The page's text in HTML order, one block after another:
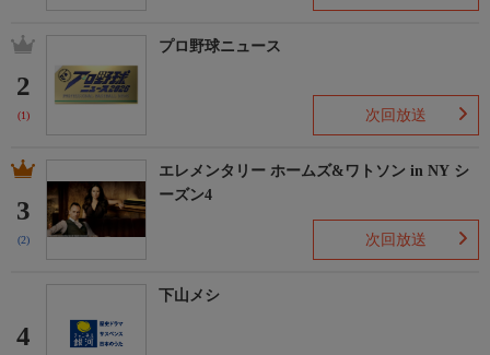
2
(1)
プロ野球ニュース
次回放送
3
(2)
エレメンタリー ホームズ&ワトソン in NY シ
ーズン4
次回放送
4
下山メシ